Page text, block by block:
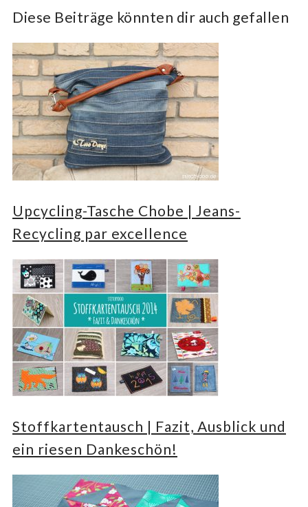
Diese Beiträge könnten dir auch gefallen
Upcycling-Tasche Chobe | Jeans-
Recycling par ex­cel­lence
Stoffkartentausch | Fazit, Ausblick und
ein riesen Dankeschön!